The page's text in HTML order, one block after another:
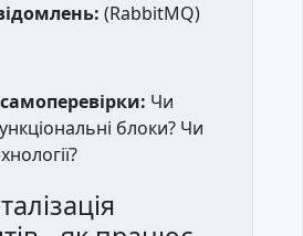
(RabbitMQ)
Чи
блоки? Чи